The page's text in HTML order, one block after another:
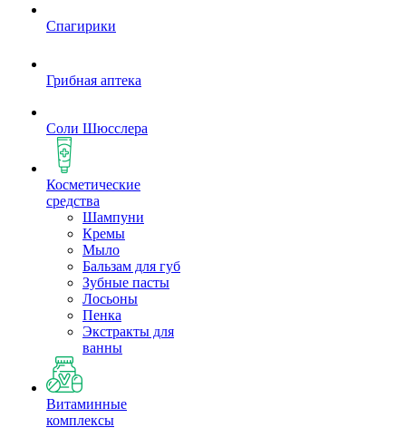
Спагирики
Грибная аптека
Соли Шюсслера
Косметические
средства
Шампуни
Кремы
Мыло
Бальзам для губ
Зубные пасты
Лосьоны
Пенка
Экстракты для
ванны
Витаминные
комплексы